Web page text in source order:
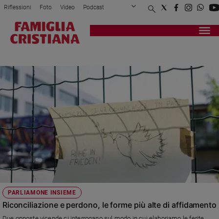
Attualità
Politica
Mondo
Economia
Legalità
e
giustizia
Sport
Interviste
Papa
Papa
Riflessioni Foto Video Podcast
Privacy Policy Chi siamo
Registrati Redazione
PARLIAMONE INSIEME
Riconciliazione e perdono, le forme più alte di affidamento